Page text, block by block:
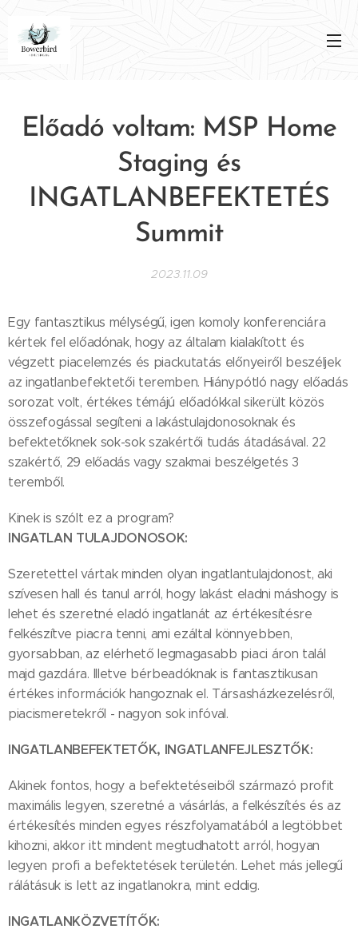
Előadó voltam: MSP Home
Staging és
INGATLANBEFEKTETÉS
Summit
2023.11.09
Egy fantasztikus mélységű, igen komoly konferenciára
kértek fel előadónak, hogy az általam kialakított és
végzett piacelemzés és piackutatás előnyeiről beszéljek
az ingatlanbefektetői teremben. Hiánypótló nagy előadás
sorozat volt, értékes témájú előadókkal sikerült közös
összefogással segíteni a lakástulajdonosoknak és
befektetőknek sok-sok szakértői tudás átadásával. 22
szakértő, 29 előadás vagy szakmai beszélgetés 3
teremből.
Kinek is szólt ez a program?
INGATLAN TULAJDONOSOK:
Szeretettel vártak minden olyan ingatlantulajdonost, aki
szívesen hall és tanul arról, hogy lakást eladni máshogy is
lehet és szeretné eladó ingatlanát az értékesítésre
felkészítve piacra tenni, ami ezáltal könnyebben,
gyorsabban, az elérhető legmagasabb piaci áron talál
majd gazdára. Illetve bérbeadóknak is fantasztikusan
értékes információk hangoznak el. Társasházkezelésről,
piacismeretekről - nagyon sok infóval.
INGATLANBEFEKTETŐK, INGATLANFEJLESZTŐK:
Akinek fontos, hogy a befektetéseiből származó profit
maximális legyen, szeretné a vásárlás, a felkészítés és az
értékesítés minden egyes részfolyamatából a legtöbbet
kihozni, akkor itt mindent megtudhatott arról, hogyan
legyen profi a befektetések területén. Lehet más jellegű
rálátásuk is lett az ingatlanokra, mint eddig.
INGATLANKÖZVETÍTŐK: